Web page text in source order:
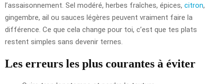
l’assaisonnement. Sel modéré, herbes fraîches, épices, citron,
gingembre, ail ou sauces légères peuvent vraiment faire la
différence. Ce que cela change pour toi, c’est que tes plats
restent simples sans devenir ternes.
Les erreurs les plus courantes à éviter